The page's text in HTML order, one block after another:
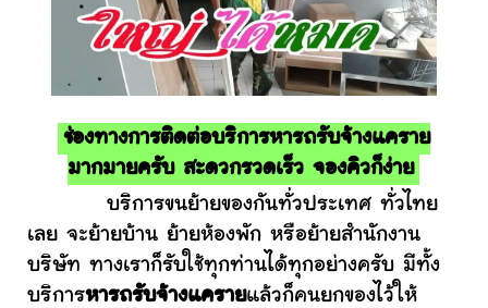
ช่องทางการติดต่อบริการหารถรับจ้างแคราย
มากมายครับ สะดวกรวดเร็ว จองคิวก็ง่าย
บริการขนย้ายของกันทั่วประเทศ ทั่วไทย
เลย จะย้ายบ้าน ย้ายห้องพัก หรือย้ายสำนักงาน
บริษัท ทางเราก็รับใช้ทุกท่านได้ทุกอย่างครับ มีทั้ง
บริการหารถรับจ้างแครายแล้วก็คนยกของไว้ให้